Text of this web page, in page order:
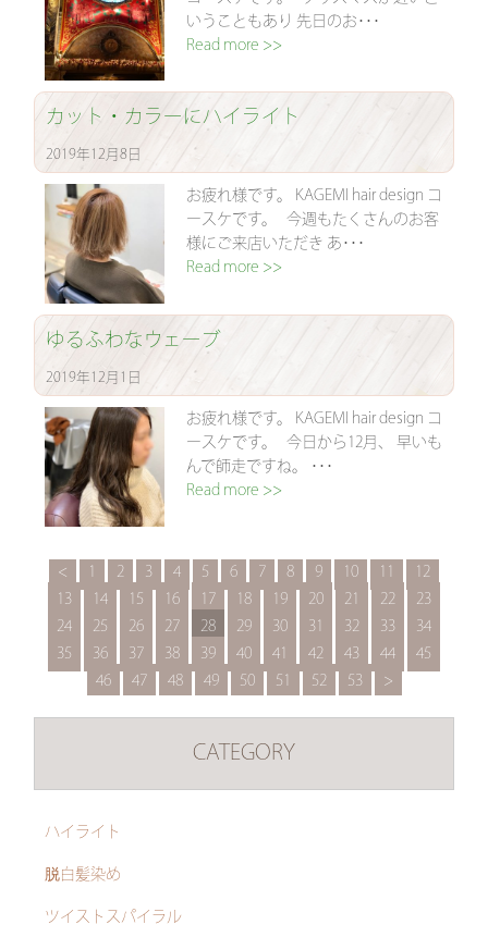
いうこともあり 先日のお･･･
Read more >>
カット・カラーにハイライト
2019年12月8日
お疲れ様です。 KAGEMI hair design コ
ースケです。 今週もたくさんのお客
様にご来店いただき あ･･･
Read more >>
ゆるふわなウェーブ
2019年12月1日
お疲れ様です。 KAGEMI hair design コ
ースケです。 今日から12月、 早いも
んで師走ですね。 ･･･
Read more >>
< 1 2 3 4 5 6 7 8 9 10 11
12
13
14 15 16 17 18 19 20 21 22
23
24
25 26 27 28 29 30 31 32 33
34
35
36 37 38 39 40 41 42 43 44
45
46
47 48 49 50 51 52 53 >
CATEGORY
ハイライト
脱白髪染め
ツイストスパイラル